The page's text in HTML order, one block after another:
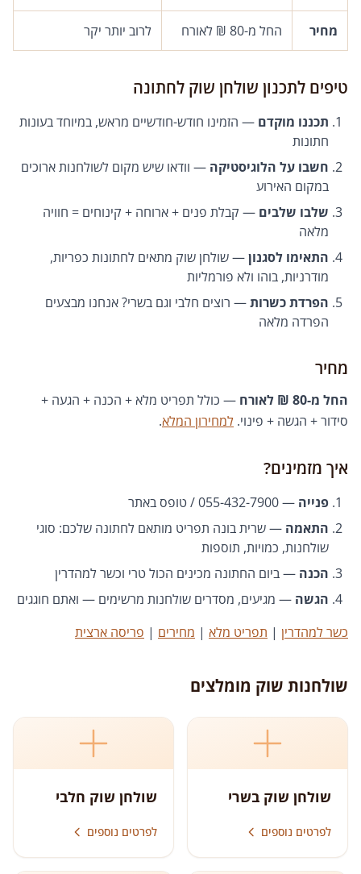
מחיר החל מ-80 ₪ לאורח לרוב יותר יקר
טיפים לתכנון שולחן שוק לחתונה
תכננו מוקדם — הזמינו חודש-חודשיים מראש, במיוחד בעונות
חתונות
חשבו על הלוגיסטיקה — וודאו שיש מקום לשולחנות ארוכים
במקום האירוע
שלבו שלבים — קבלת פנים + ארוחה + קינוחים = חוויה
מלאה
התאימו לסגנון— שולחן שוק מתאים לחתונות כפריות,
מודרניות, בוהו ולא פורמליות
הפרדת כשרות— רוצים חלבי וגם בשרי? אנחנו מבצעים
הפרדה מלאה
מחיר
החל מ-80 ₪ לאורח
— כולל תפריט מלא + הכנה + הגעה +
סידור + הגשה + פינוי. למחירון המלא.
איך מזמינים?
פנייה — 055-432-7900 / טופס באתר
התאמה — שרית בונה תפריט מותאם לחתונה שלכם: סוגי
שולחנות, כמויות, תוספות
הכנה — ביום החתונה מכינים הכול טרי וכשר למהדרין
הגשה — מגיעים, מסדרים שולחנות מרשימים — ואתם חוגגים
כשר למהדרין | תפריט מלא | מחירים | פריסה ארצית
שולחנות שוק מומלצים
שולחן שוק בשרי
לפרטים נוספים
שולחן שוק חלבי
לפרטים נוספים